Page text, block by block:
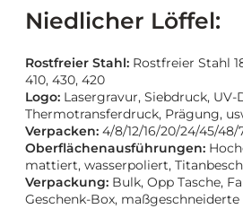
Niedlicher Löffel:
Rostfreier Stahl: Rostfreier Stahl
410, 430, 420
Logo: Lasergravur, Siebdruck, UV-
Thermotransferdruck, Prägung,
Verpacken: 4/8/12/16/20/24/45/48/
Oberflächenausführungen:
mattiert, wasserpoliert,
Verpackung: Bulk, Opp Tasche,
Geschenk-Box, maßgeschneiderte